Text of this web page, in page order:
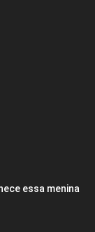
essa menina